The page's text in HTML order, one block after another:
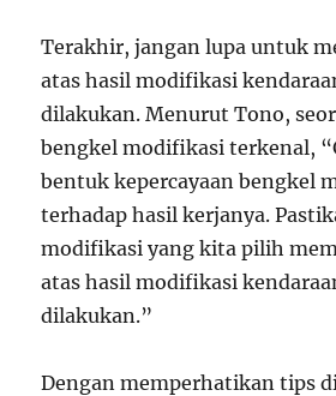
Terakhir, jangan lupa untuk
atas hasil modifikasi
dilakukan. Menurut Tono,
bengkel modifikasi terkenal,
bentuk kepercayaan bengkel
terhadap hasil kerjanya.
modifikasi yang kita pilih
atas hasil modifikasi
dilakukan.”
Dengan memperhatikan tips